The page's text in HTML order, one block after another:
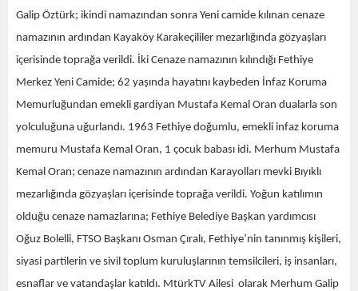
Galip Öztürk; ikindi namazından sonra Yeni camide kılınan cenaze
namazının ardından Kayaköy Karakeçililer mezarlığında gözyaşları
içerisinde toprağa verildi. İki Cenaze namazının kılındığı Fethiye
Merkez Yeni Camide; 62 yaşında hayatını kaybeden İnfaz Koruma
Memurluğundan emekli gardiyan Mustafa Kemal Oran dualarla son
yolculuğuna uğurlandı. 1963 Fethiye doğumlu, emekli infaz koruma
memuru Mustafa Kemal Oran, 1 çocuk babası idi. Merhum Mustafa
Kemal Oran; cenaze namazının ardından Karayolları mevki Bıyıklı
mezarlığında gözyaşları içerisinde toprağa verildi. Yoğun katılımın
olduğu cenaze namazlarına; Fethiye Belediye Başkan yardımcısı
Oğuz Bolelli, FTSO Başkanı Osman Çıralı, Fethiye’nin tanınmış kişileri,
siyasi partilerin ve sivil toplum kuruluşlarının temsilcileri, iş insanları,
esnaflar ve vatandaşlar katıldı. MtürkTV Ailesi olarak Merhum Galip